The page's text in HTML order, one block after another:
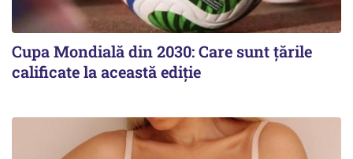
Cupa Mondială din 2030: Care sunt țările
calificate la această ediție